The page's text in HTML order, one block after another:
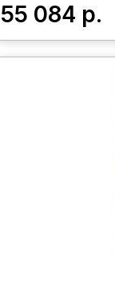
55 084 р.